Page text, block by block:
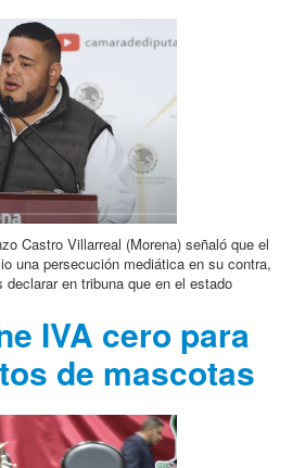
Castro Villarreal (Morena) señaló que el
una persecución mediática en su contra,
en tribuna que en el estado
IVA cero para
de mascotas